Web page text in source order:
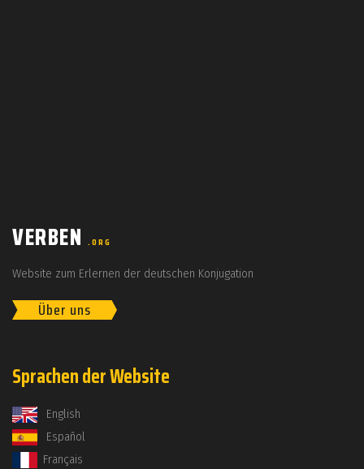
VERBEN .ORG
Website zum Erlernen der deutschen Konjugation
Über uns
Sprachen der Website
English
Español
Français